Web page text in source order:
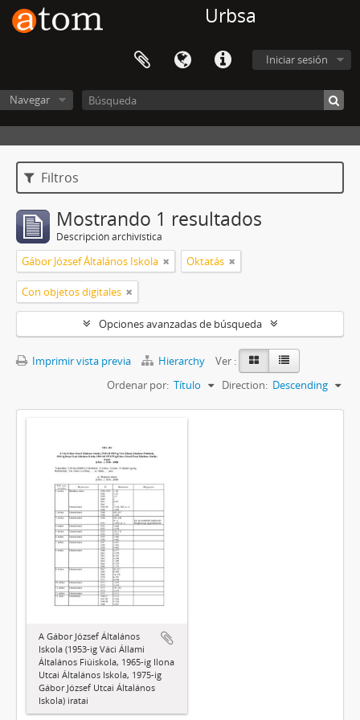
Urbsa
Iniciar sesión
Navegar
Filtros
Mostrando 1 resultados
Descripción archivística
Gábor József Általános Iskola Oktatás
Con objetos digitales
Opciones avanzadas de búsqueda
Imprimir vista previa Hierarchy
Ver :
Ordenar por: Título Direction: Descending
A Gábor József Általános
Iskola (1953-ig Váci Állami
Általános Fiúiskola, 1965-ig Ilona
Utcai Általános Iskola, 1975-ig
Gábor József Utcai Általános
Iskola) iratai